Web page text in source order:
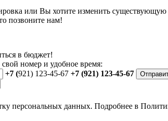
или Вы хотите изменить существующую
позвоните нам!
в бюджет!
свой номер и удобное время:
+7 (921) 123-45-67 +7 (921) 123-45-67
персональных данных. Подробнее в